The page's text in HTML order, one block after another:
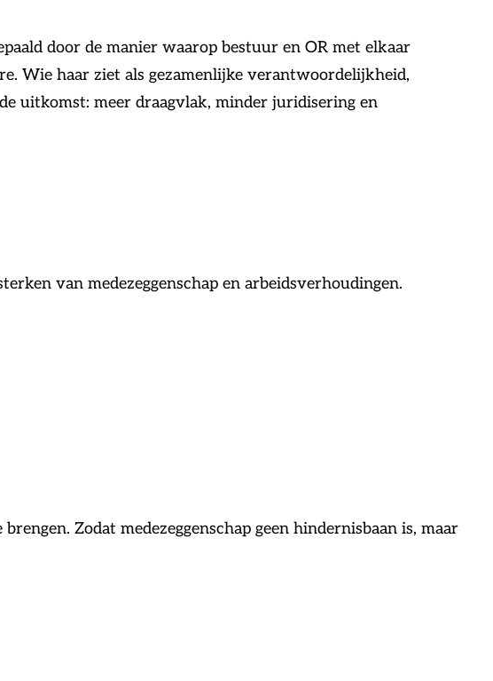
door de manier waarop bestuur en OR met elkaar
Wie haar ziet als gezamenlijke verantwoordelijkheid,
uitkomst: meer draagvlak, minder juridisering en
van medezeggenschap en arbeidsverhoudingen.
Zodat medezeggenschap geen hindernisbaan is, maar